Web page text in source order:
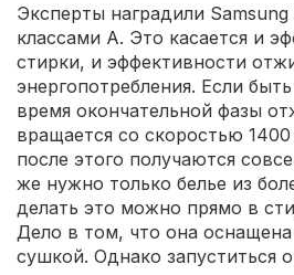
Эксперты наградили
классами A. Это касается и
стирки, и эффективности
энергопотребления. Если
время окончательной фазы
вращается со скоростью
после этого получаются
же нужно только белье из
делать это можно прямо в
Дело в том, что она
сушкой. Однако запуститься